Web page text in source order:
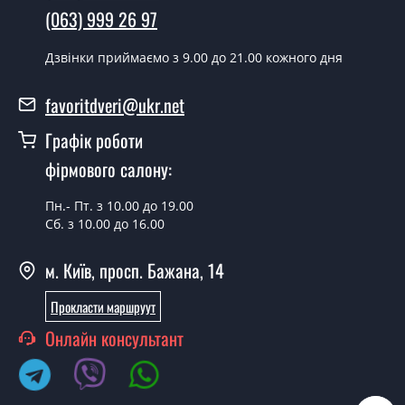
проводиться згідно з чергою, у всі дні крім неділі.
Скільки коштує встановлення дверей
Elegance-11 Dub?
Вартість встановлення дверей Elegance-11 Dub - от
Можна на сьогодні викликати
замірника?
Так можна.
двері фаворит?
Так, ми маємо великий асортимент готових
міжкімнатних дверей ТМ Фаворит.
Ви робите нестандартні міжкімнатні
(063) 999 26 97
Дзвінки приймаємо з 9.00 до 21.00 кожного дня
favoritdveri@ukr.net
Графік роботи
фірмового салону:
Пн.- Пт. з 10.00 до 19.00
Сб. з 10.00 до 16.00
м. Київ, просп. Бажана, 14
Прокласти маршруут
Онлайн консультант